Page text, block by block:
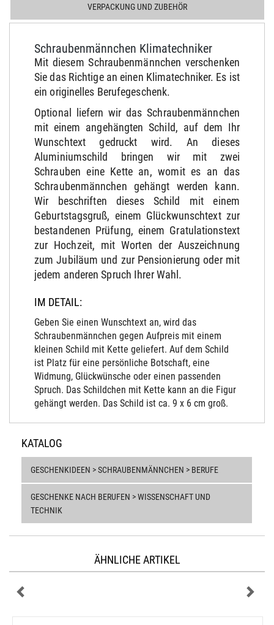
VERPACKUNG UND ZUBEHÖR
Schraubenmännchen Klimatechniker
Mit diesem Schraubenmännchen verschenken
Sie das Richtige an einen Klimatechniker. Es ist
ein originelles Berufegeschenk.
Optional liefern wir das Schraubenmännchen
mit einem angehängten Schild, auf dem Ihr
Wunschtext gedruckt wird. An dieses
Aluminiumschild bringen wir mit zwei
Schrauben eine Kette an, womit es an das
Schraubenmännchen gehängt werden kann.
Wir beschriften dieses Schild mit einem
Geburtstagsgruß, einem Glückwunschtext zur
bestandenen Prüfung, einem Gratulationstext
zur Hochzeit, mit Worten der Auszeichnung
zum Jubiläum und zur Pensionierung oder mit
jedem anderen Spruch Ihrer Wahl.
IM DETAIL:
Geben Sie einen Wunschtext an, wird das
Schraubenmännchen gegen Aufpreis mit einem
kleinen Schild mit Kette geliefert. Auf dem Schild
ist Platz für eine persönliche Botschaft, eine
Widmung, Glückwünsche oder einen passenden
Spruch. Das Schildchen mit Kette kann an die Figur
gehängt werden. Das Schild ist ca. 9 x 6 cm groß.
KATALOG
GESCHENKIDEEN > SCHRAUBENMÄNNCHEN > BERUFE
GESCHENKE NACH BERUFEN > WISSENSCHAFT UND
TECHNIK
ÄHNLICHE ARTIKEL